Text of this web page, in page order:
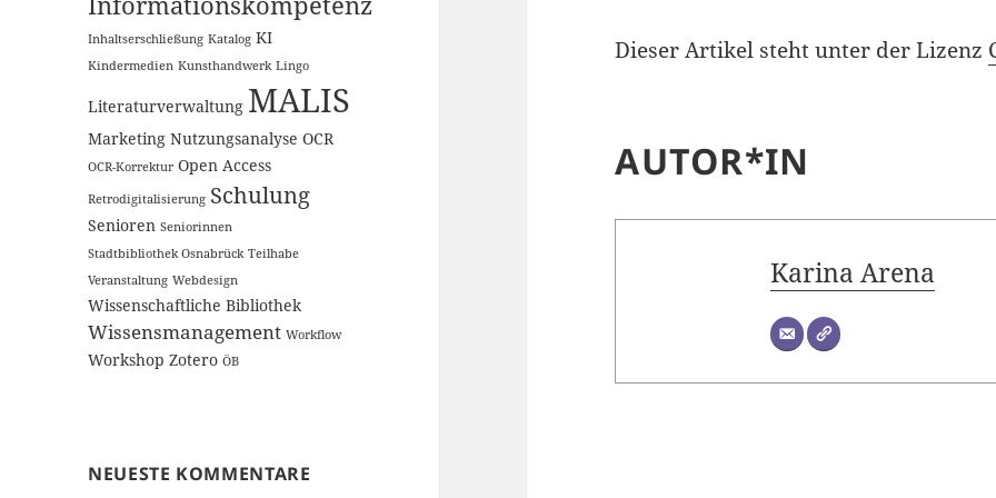
Inhaltserschließung Katalog KI
Kindermedien Kunsthandwerk Lingo
Literaturverwaltung MALIS
Marketing Nutzungsanalyse OCR
OCR-Korrektur Open Access
Retrodigitalisierung Schulung
Senioren Seniorinnen
Stadtbibliothek Osnabrück Teilhabe
Veranstaltung Webdesign
Wissenschaftliche Bibliothek
Wissensmanagement Workflow
Workshop Zotero ÖB
NEUESTE KOMMENTARE
Dieser Artikel steht unter der Lizenz
AUTOR*IN
Karina Arena